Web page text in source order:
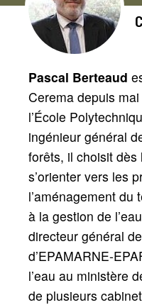
Pascal Berteaud
Cerema depuis
l’École
ingénieur général
forêts, il choisit
s’orienter vers les
l’aménagement du
à la gestion de
directeur général
d’EPAMARNE-
l’eau au ministère
de plusieurs